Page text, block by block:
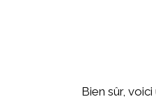
Bien sûr,